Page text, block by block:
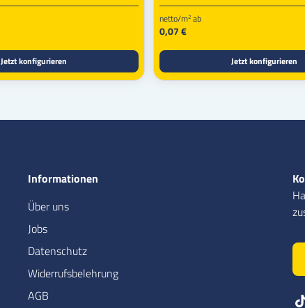
Jetzt konfigurieren
netto/m2 ab
0,07 €
Jetzt konfigurieren
Informationen
Über uns
Jobs
Datenschutz
Widerrufsbelehrung
AGB